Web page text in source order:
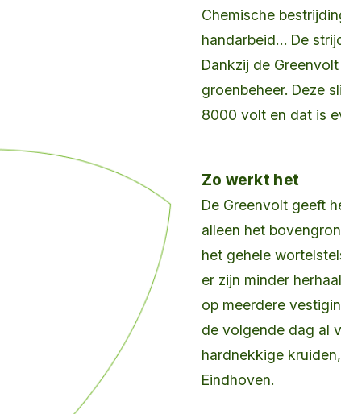
Chemische
handarbeid… De
Dankzij de
groenbeheer. Deze
8000 volt en dat is
Zo werkt het
De Greenvolt geeft
alleen het
het gehele
er zijn minder
op meerdere
de volgende dag al
hardnekkige
Eindhoven.